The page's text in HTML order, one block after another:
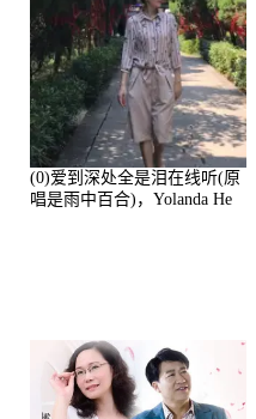
(0)爱到深处全是泪在线听(原
唱是雨中百合)，Yolanda He